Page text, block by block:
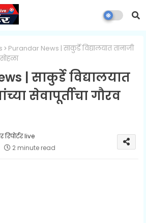
Purandar News | साकुर्डे विद्यालयात तानाजी
| साकुर्डे विद्यालयात
सेवापूर्तीचा गौरव
रिपोर्टर live
2 minute read